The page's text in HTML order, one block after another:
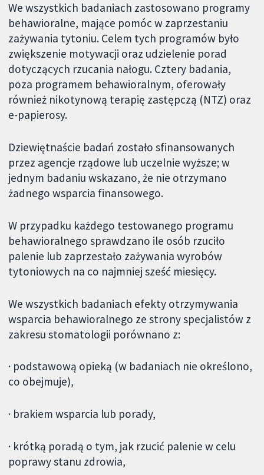
We wszystkich badaniach zastosowano programy
behawioralne, mające pomóc w zaprzestaniu
zażywania tytoniu. Celem tych programów było
zwiększenie motywacji oraz udzielenie porad
dotyczących rzucania nałogu. Cztery badania,
poza programem behawioralnym, oferowały
również nikotynową terapię zastępczą (NTZ) oraz
e-papierosy.
Dziewiętnaście badań zostało sfinansowanych
przez agencje rządowe lub uczelnie wyższe; w
jednym badaniu wskazano, że nie otrzymano
żadnego wsparcia finansowego.
W przypadku każdego testowanego programu
behawioralnego sprawdzano ile osób rzuciło
palenie lub zaprzestało zażywania wyrobów
tytoniowych na co najmniej sześć miesięcy.
We wszystkich badaniach efekty otrzymywania
wsparcia behawioralnego ze strony specjalistów z
zakresu stomatologii porównano z:
· podstawową opieką (w badaniach nie określono,
co obejmuje),
· brakiem wsparcia lub porady,
· krótką poradą o tym, jak rzucić palenie w celu
poprawy stanu zdrowia,